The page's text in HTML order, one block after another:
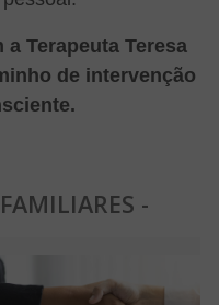
Terapeuta Teresa
de intervenção
-